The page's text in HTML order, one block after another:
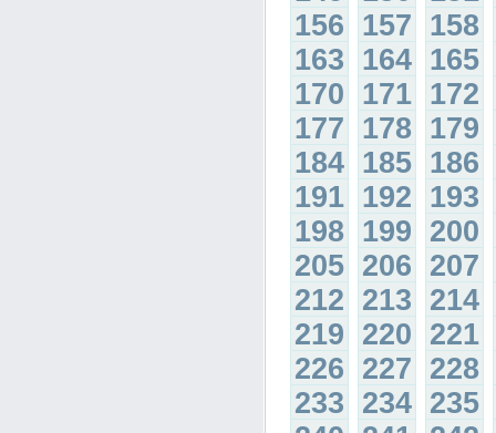
156 157 158
163 164 165
170 171 172
177 178 179
184 185 186
191 192 193
198 199 200
205 206 207
212 213 214
219 220 221
226 227 228
233 234 235